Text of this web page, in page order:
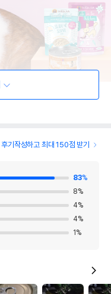
후기작성하고 최대 150점 받기
83%
8%
4%
4%
1 %